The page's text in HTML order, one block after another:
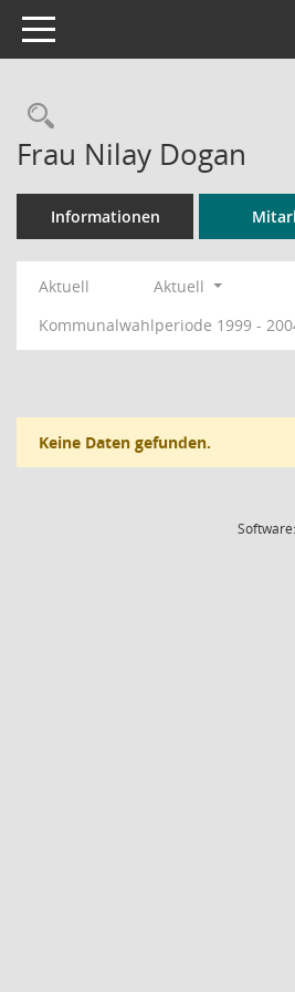
Toggle navigation
Rechercheauswahl
Frau Nilay Dogan
Informationen
Aktuell
Aktuell
Kommunalwahlperiode 1999 -
Keine Daten gefunden.
Software: